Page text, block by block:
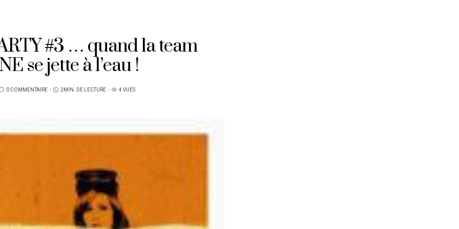
#3 … quand la team
se jette à l’eau !
0 COMMENTAIRE 2MIN. DE LECTURE 4 VUES